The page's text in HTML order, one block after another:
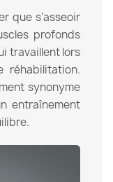
que s'asseoir
profonds
travaillent lors
réhabilitation.
synonyme
entraînement